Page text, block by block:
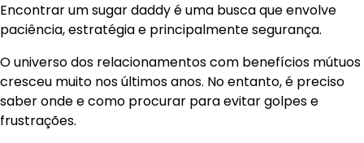
Encontrar um sugar daddy é uma busca que envolve
paciência, estratégia e principalmente segurança.
O universo dos relacionamentos com benefícios mútuos
cresceu muito nos últimos anos. No entanto, é preciso
saber onde e como procurar para evitar golpes e
frustrações.